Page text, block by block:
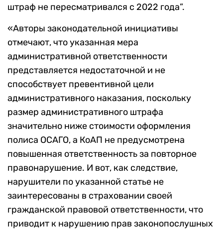
штраф не пересматривался с 2022 года”.
«Авторы законодательной инициативы
отмечают, что указанная мера
административной ответственности
представляется недостаточной и не
способствует превентивной цели
административного наказания, поскольку
размер административного штрафа
значительно ниже стоимости оформления
полиса ОСАГО, а КоАП не предусмотрена
повышенная ответственность за повторное
правонарушение. И вот, как следствие,
нарушители по указанной статье не
заинтересованы в страховании своей
гражданской правовой ответственности, что
приводит к нарушению прав законопослушных